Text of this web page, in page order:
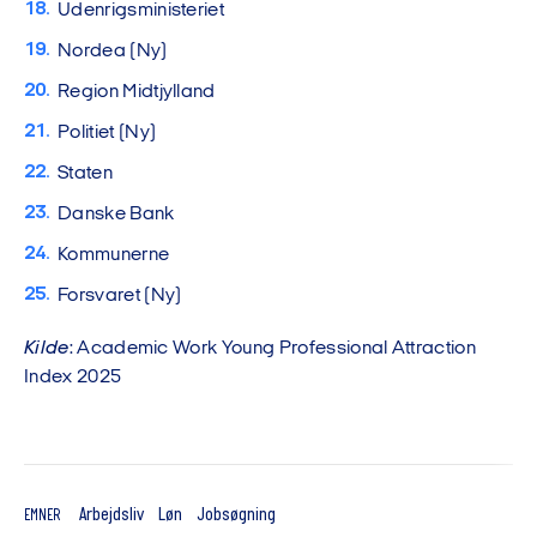
Udenrigsministeriet
Nordea (Ny)
Region Midtjylland
Politiet (Ny)
Staten
Danske Bank
Kommunerne
Forsvaret (Ny)
Kilde: Academic Work Young Professional Attraction
Index 2025
EMNER Arbejdsliv Løn Jobsøgning